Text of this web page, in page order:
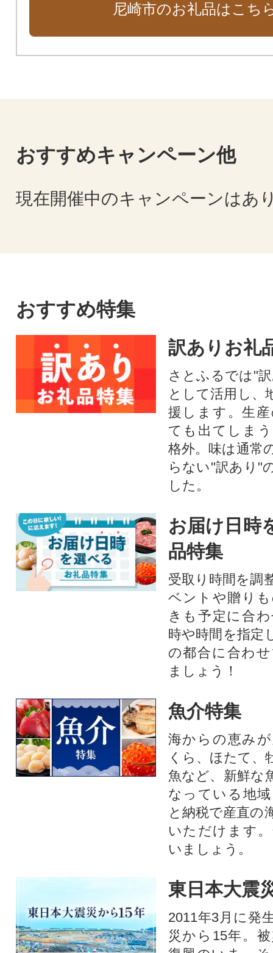
尼崎市のお礼品はこち
おすすめキャンペーン他
現在開催中のキャンペーンはあ
おすすめ特集
訳ありお礼
さとふるでは"
として活用し、
援します。⽣
ても出てしま
格外。味は通常
らない"訳あり"
した。
お届け日時
品特集
受取り時間を調
ベントや贈り
きも予定に合
時や時間を指定
の都合に合わ
ましょう！
魚介特集
海からの恵み
くら、ほたて、
魚など、新鮮な
なっている地
と納税で産直の
いただけます
いましょう。
東日本大震
2011年3月に発
災から15年。